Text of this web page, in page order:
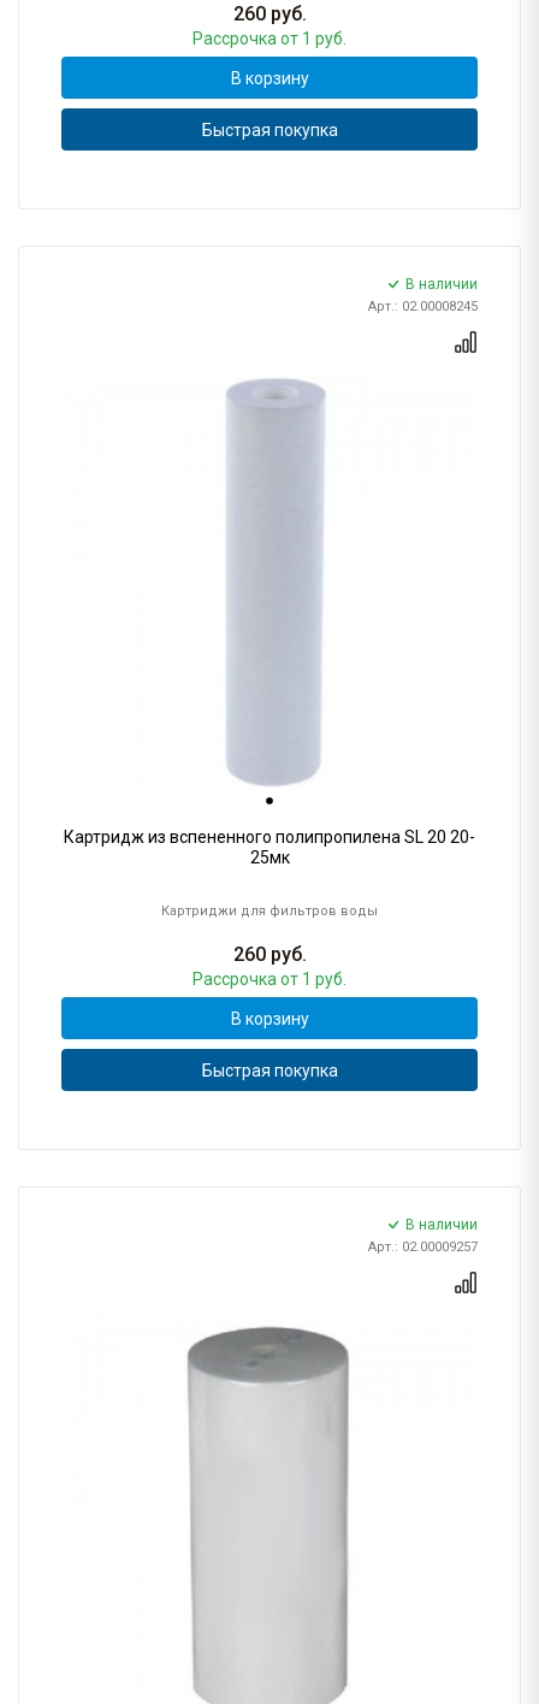
260руб.
Рассрочка от 1 руб.
В корзину
Быстрая покупка
В наличии
Арт.: 02.00008245
Картридж из вспененного полипропилена SL 20 20-
25мк
Картриджи для фильтров воды
260руб.
Рассрочка от 1 руб.
В корзину
Быстрая покупка
В наличии
Арт.: 02.00009257